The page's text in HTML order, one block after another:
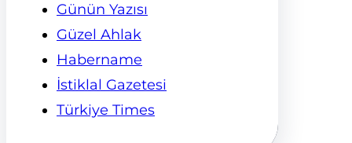
Günün Yazısı
Güzel Ahlak
Habername
İstiklal Gazetesi
Türkiye Times